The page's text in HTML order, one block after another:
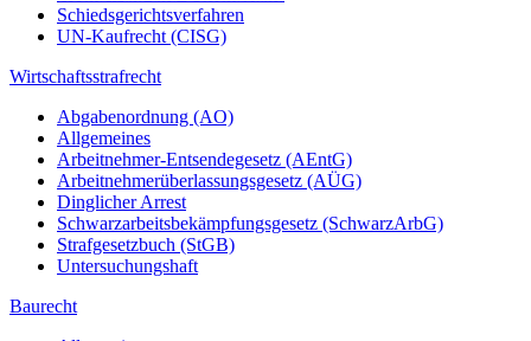
Schiedsgerichtsverfahren
UN-Kaufrecht (CISG)
Wirtschaftsstrafrecht
Abgabenordnung (AO)
Allgemeines
Arbeitnehmer-Entsendegesetz (AEntG)
Arbeitnehmerüberlassungsgesetz (AÜG)
Dinglicher Arrest
Schwarzarbeitsbekämpfungsgesetz (SchwarzArbG)
Strafgesetzbuch (StGB)
Untersuchungshaft
Baurecht